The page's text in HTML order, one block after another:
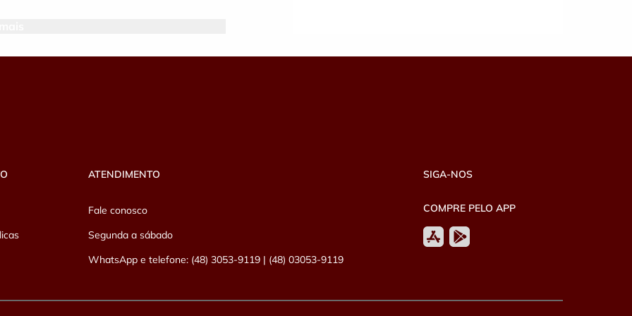
Tubarão)
de Tubarão;
do passeio para verificar as
ATENDIMENTO
Fale conosco
Segunda a sábado
WhatsApp e telefone: (48) 3053-9119 | (48) 03053-9119
SIGA-NOS
COMPRE PELO APP